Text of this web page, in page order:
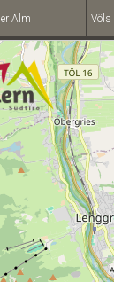
Alm Völs